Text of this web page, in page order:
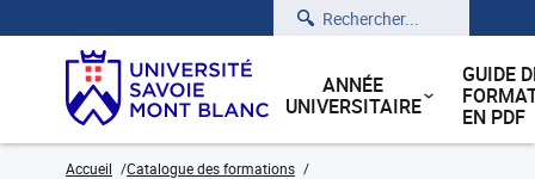
Rechercher
ANNÉE
UNIVERSITAIRE
GUIDE
EN PDF
Accueil
Catalogue des formations